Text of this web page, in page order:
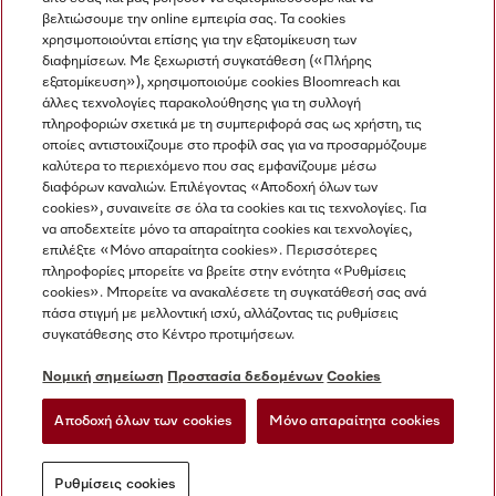
Η εταιρεία μας
Όροι και Προϋποθέσεις
Προστασία δεδομένων
Όροι Χρήσης
Δήλωση Προσβασιμότητας
Νόμος για τις ψηφιακές υπηρεσίες
Ρυθμίσεις cookies
Miele στο Instagram
Miele στο Facebook
Miele στο Youtube
βελτιώσουμε την online εμπειρία σας. Τα cookies
χρησιμοποιούνται επίσης για την εξατομίκευση των
διαφημίσεων. Με ξεχωριστή συγκατάθεση («Πλήρης
εξατομίκευση»), χρησιμοποιούμε cookies Bloomreach και
άλλες τεχνολογίες παρακολούθησης για τη συλλογή
πληροφοριών σχετικά με τη συμπεριφορά σας ως χρήστη, τις
οποίες αντιστοιχίζουμε στο προφίλ σας για να προσαρμόζουμε
καλύτερα το περιεχόμενο που σας εμφανίζουμε μέσω
διαφόρων καναλιών. Επιλέγοντας «Αποδοχή όλων των
cookies», συναινείτε σε όλα τα cookies και τις τεχνολογίες. Για
να αποδεχτείτε μόνο τα απαραίτητα cookies και τεχνολογίες,
επιλέξτε «Μόνο απαραίτητα cookies». Περισσότερες
πληροφορίες μπορείτε να βρείτε στην ενότητα «Ρυθμίσεις
cookies». Μπορείτε να ανακαλέσετε τη συγκατάθεσή σας ανά
πάσα στιγμή με μελλοντική ισχύ, αλλάζοντας τις ρυθμίσεις
συγκατάθεσης στο Κέντρο προτιμήσεων.
Νομική σημείωση Προστασία δεδομένων Cookies
Αποδοχή όλων των cookies Μόνο απαραίτητα cookies
Ρυθμίσεις cookies